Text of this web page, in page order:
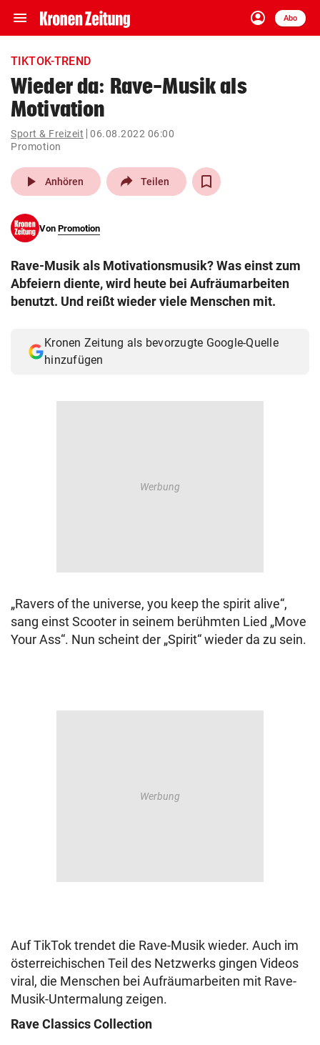
menu Navigation
ein-/ausklappen
account_circle
Anmelden
Abo
close Schließen
account_circle Anmelden
pin_drop
Wien
bookmark Merkliste
Suchbegriff
eingeben
Muthgasse 2, 1190 Wien
TIKTOK-TREND
Wieder da: Rave-Musik als
Motivation
Sport & Freizeit
06.08.2022 06:00
Promotion
play_arrow Anhören Teilen
Von Promotion
Rave-Musik als Motivationsmusik? Was einst zum
Abfeiern diente, wird heute bei Aufräumarbeiten
benutzt. Und reißt wieder viele Menschen mit.
Kronen Zeitung als bevorzugte Google-Quelle
hinzufügen
„Ravers of the universe, you keep the spirit alive“,
sang einst Scooter in seinem berühmten Lied „Move
Your Ass“. Nun scheint der „Spirit“ wieder da zu sein.
Auf TikTok trendet die Rave-Musik wieder. Auch im
österreichischen Teil des Netzwerks gingen Videos
viral, die Menschen bei Aufräumarbeiten mit Rave-
Musik-Untermalung zeigen.
Rave Classics Collection